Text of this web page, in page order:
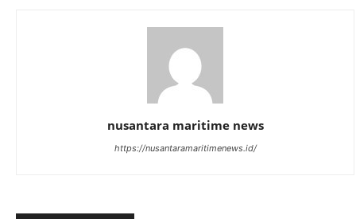
nusantara maritime news
https://nusantaramaritimenews.id/